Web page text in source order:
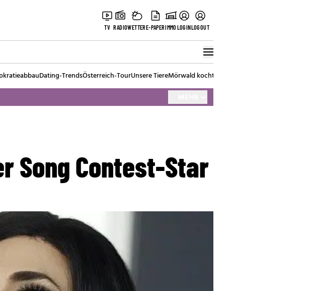
TV RADIOWETTERE-PAPERIMMOLOGINLOGOUT
Dating-TrendsÖsterreich-TourUnsere TiereMörwald kocht
Song Contest-Star